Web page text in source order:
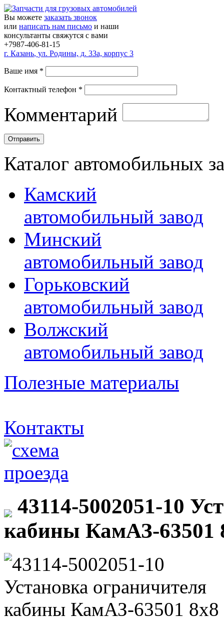
Вы можете заказать звонок
или написать нам письмо и наши
консультанты свяжутся с вами
+7987-406-81-15
г. Казань, ул. Родины, д. 33а, корпус 3
Ваше имя *
Контактный телефон *
Комментарий
Каталог автомобильных
Камский
автомобильный завод
Минский
автомобильный завод
Горьковский
автомобильный завод
Волжский
автомобильный завод
Полезные материалы
Контакты
43114-5002051-10
кабины КамАЗ-63501